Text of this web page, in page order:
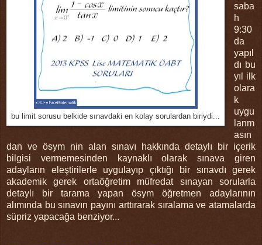
bu limit sorusu belkide sınavdaki en kolay sorulardan biriydi...
saba
h
9:30
da
yapıl
dı bu
yıl ilk
olara
k
uygu
lanm
asın
dan ve ösym nin alan sınavı hakkında detaylı bir içerik
bilgisi vermemesinden kaynaklı olarak sınava giren
adayların eleştirilerle uygulayıp çıktığı bir sınavdı gerek
akademik gerek ortaöğretim müfredat sınayan sorularla
detaylı bir tarama yapan ösym öğretmen adaylarının
alımında bu sınavın payını arttırarak sıralama ve atamalarda
süpriz yapacağa benziyor...